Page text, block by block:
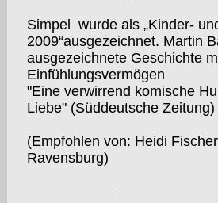
Simpel wurde als „Kinder-
2009“ausgezeichnet. Martin
ausgezeichnete Geschichte
Einfühlungsvermögen
"Eine verwirrend komische
Liebe" (Süddeutsche Zeitung)
(Empfohlen von: Heidi
Ravensburg)